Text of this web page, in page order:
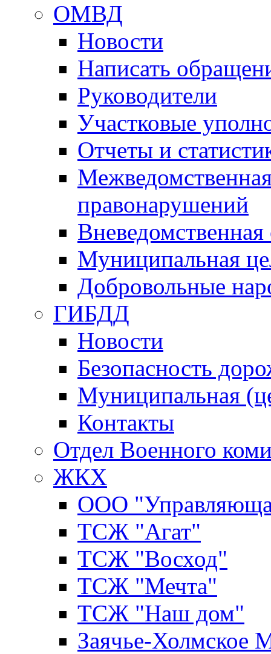
ОМВД
Новости
Написать
Руководители
Участковые
Отчеты и
правонарушений
Вневедомственная
Муниципальная
Добровольные
ГИБДД
Новости
Безопасность
Муниципальная
Контакты
Отдел Военного
ЖКХ
ООО
ТСЖ "Агат"
ТСЖ "Восход"
ТСЖ "Мечта"
ТСЖ "Наш дом"
Заячье-